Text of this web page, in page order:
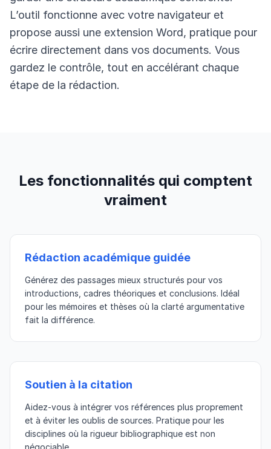
L’outil fonctionne avec votre navigateur et
propose aussi une extension Word, pratique pour
écrire directement dans vos documents. Vous
gardez le contrôle, tout en accélérant chaque
étape de la rédaction.
Les fonctionnalités qui comptent
vraiment
Rédaction académique guidée
Générez des passages mieux structurés pour vos
introductions, cadres théoriques et conclusions. Idéal
pour les mémoires et thèses où la clarté argumentative
fait la différence.
Soutien à la citation
Aidez-vous à intégrer vos références plus proprement
et à éviter les oublis de sources. Pratique pour les
disciplines où la rigueur bibliographique est non
négociable.